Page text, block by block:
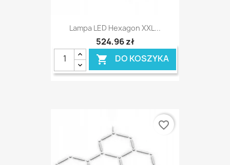
Lampa LED Hexagon XXL...
524,96 zł
 DO KOSZYKA
favorite_border